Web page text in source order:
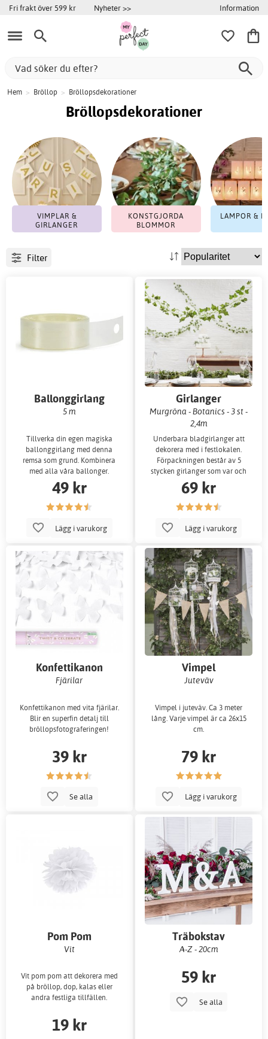
Fri frakt över 599 kr Nyheter >> Information
Hem > Bröllop > Bröllopsdekorationer
Bröllopsdekorationer
VIMPLAR &
GIRLANGER
KONSTGJORDA
BLOMMOR
LAMPOR &
Filter
Ballonggirlang
5 m
Tillverka din egen magiska
ballonggirlang med denna
remsa som grund. Kombinera
med alla våra ballonger.
49 kr
Lägg i varukorg
Girlanger
Murgröna - Botanics - 3 st -
2,4m
Underbara bladgirlanger att
dekorera med i festlokalen.
Förpackningen består av 5
stycken girlanger som var och
en är 2 meter lå
69 kr
Lägg i varukorg
Konfettikanon
Fjärilar
Konfettikanon med vita fjärilar.
Blir en superfin detalj till
bröllopsfotograferingen!
39 kr
Se alla
Vimpel
Juteväv
Vimpel i juteväv. Ca 3 meter
lång. Varje vimpel är ca 26x15
cm.
79 kr
Lägg i varukorg
Pom Pom
Vit
Vit pom pom att dekorera med
på bröllop, dop, kalas eller
andra festliga tillfällen.
19 kr
Träbokstav
A-Z - 20cm
59 kr
Se alla